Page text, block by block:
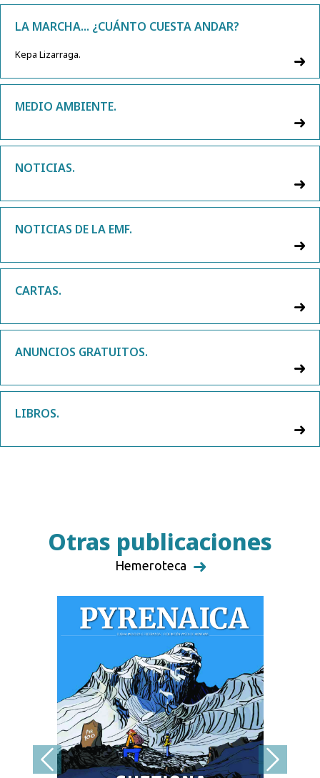
LA MARCHA... ¿CUÁNTO CUESTA ANDAR?
Kepa Lizarraga.
MEDIO AMBIENTE.
NOTICIAS.
NOTICIAS DE LA EMF.
CARTAS.
ANUNCIOS GRATUITOS.
LIBROS.
Otras publicaciones
Hemeroteca